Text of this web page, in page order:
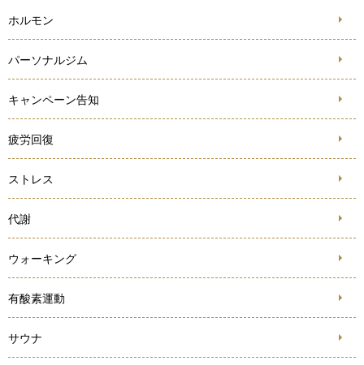
ホルモン
パーソナルジム
キャンペーン告知
疲労回復
ストレス
代謝
ウォーキング
有酸素運動
サウナ